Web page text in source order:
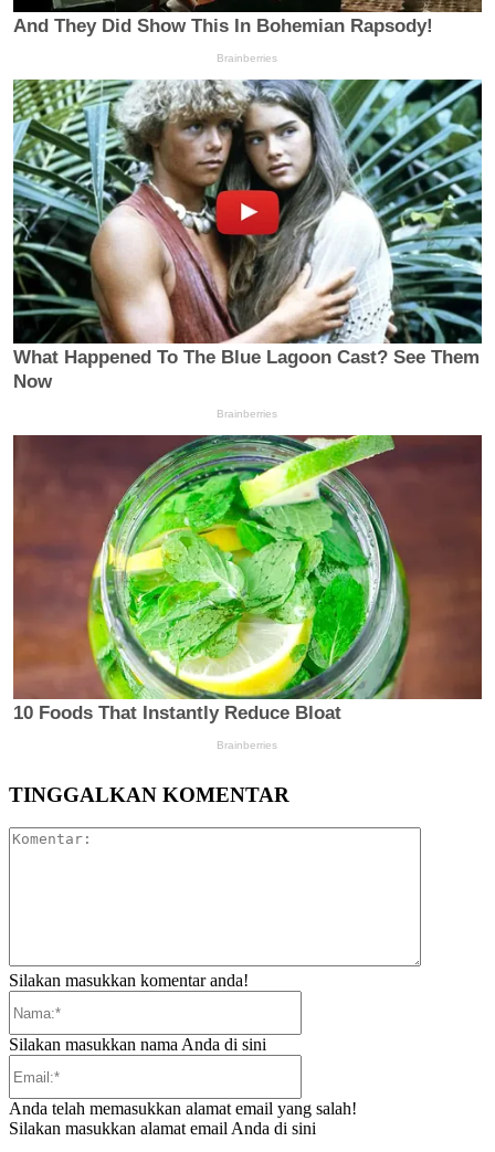
TINGGALKAN KOMENTAR
Silakan masukkan komentar anda!
Silakan masukkan nama Anda di sini
Anda telah memasukkan alamat email yang salah!
Silakan masukkan alamat email Anda di sini